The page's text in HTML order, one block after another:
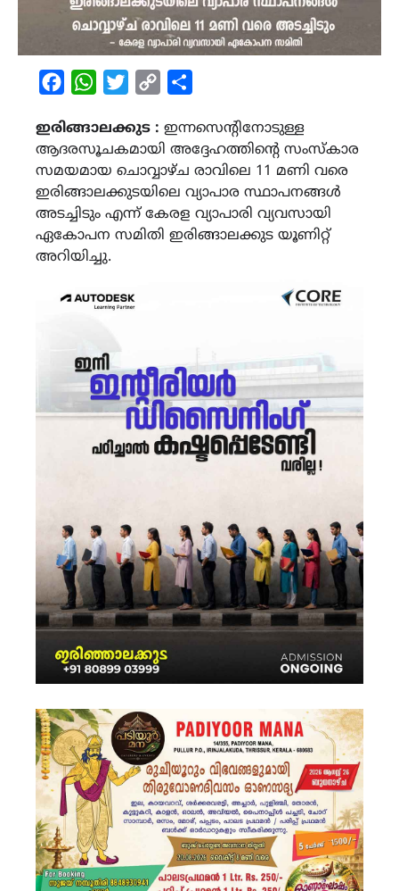
FacebookWhatsAppTwitterCopy
ഇരിങ്ങാലക്കുട : ഇന്നസെന്റിനോടുള്ള
ആദരസൂചകമായി അദ്ദേഹത്തിന്‍റെ സംസ്കാര
സമയമായ ചൊവ്വാഴ്ച രാവിലെ 11 മണി വരെ
ഇരിങ്ങാലക്കുടയിലെ വ്യാപാര സ്ഥാപനങ്ങൾ
അടച്ചിടും എന്ന് കേരള വ്യാപാരി വ്യവസായി
ഏകോപന സമിതി ഇരിങ്ങാലക്കുട യൂണിറ്റ്
അറിയിച്ചു.